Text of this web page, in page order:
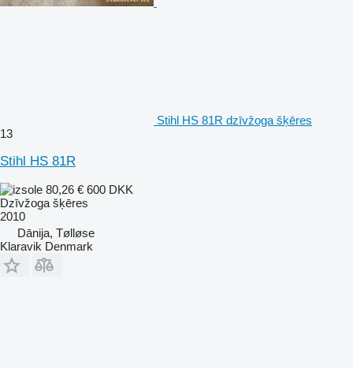
Stihl HS 81R dzīvžoga šķēres
13
Stihl HS 81R
80,26 € 600 DKK
Dzīvžoga šķēres
2010
Dānija, Tølløse
Klaravik Denmark